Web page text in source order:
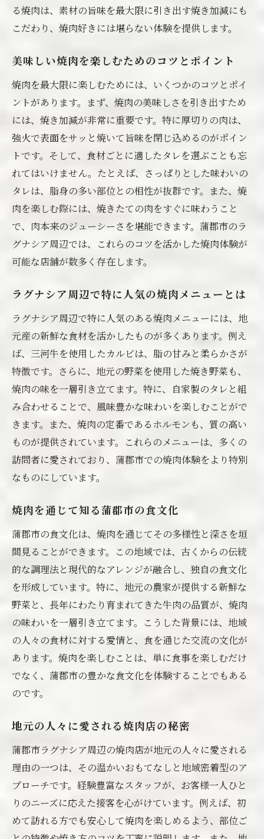
地元産の肉と野菜が生み出す絶妙な味わい
新鮮な食材を生かす焼肉の調理法
持ち帰りたい地元産の特製タレ
地元産品を使った家庭での焼肉の楽しみ方
蒲郡市の焼肉新鮮な食材と長年の技術の結晶
職人技が光る焼肉の調理方法
蒲郡市の焼肉産業の歴史と発展
地元の技術を活かした焼肉メニューの変遷
新鮮な食材の選び方と保存方法
地元の焼肉職人が語る美味しさの秘訣
技術と食材が融合した究極の焼肉体験
焼肉がつなぐ蒲郡市の地域コミュニティ
地域との関わりから生まれる焼肉文化
観光客にもおすすめの地元焼肉イベント
焼肉を通して感じる蒲郡市の四季の変化
地域の伝統と融合した焼肉メニュー
焼肉を通じて想う蒲郡市の未来
ラグナシア周辺で味わう至福の焼肉体験
ラグナシア周辺での特別な焼肉の楽しみ方
リラックスできる空間での焼肉体験
焼肉を楽しむためのおすすめスポット
ービス
焼肉を通じてリフレッシュする方法
グループで焼肉を楽しむ際のポイント
蒲郡市での焼肉観光地としての新たな一面
焼肉が観光地としての蒲郡市の魅力を引き
立てる
観光客向け焼肉ガイドブックの紹介
焼肉を通じた地域振興の取り組み
観光客が楽しめる焼肉イベント情報
地元の風味を楽しむ蒲郡市焼肉グルメ
地元の風味が詰まった焼肉料理の特集
蒲郡市ならではの焼肉の味わい方
地元ならではの焼肉の組み合わせ
風味豊かな焼肉を楽しむための調理法
焼肉と相性抜群の地元料理
る焼肉は、素材の旨味を最大限に引き出す焼き加減にも
こだわり、焼肉好きには堪らない体験を提供します。
美味しい焼肉を楽しむためのコツとポイント
焼肉を最大限に楽しむためには、いくつかのコツとポイ
ントがあります。まず、焼肉の美味しさを引き出すため
には、焼き加減が非常に重要です。特に厚切りの肉は、
強火で表面をサッと焼いて旨味を閉じ込めるのがポイン
トです。そして、食材ごとに適したタレを選ぶことも忘
れてはいけません。たとえば、さっぱりとした味わいの
タレは、脂身の多い部位との相性が抜群です。また、焼
肉を楽しむ際には、焼きたての肉をすぐに味わうこと
で、肉本来のジューシーさを堪能できます。蒲郡市のラ
グナシア周辺では、これらのコツを活かした焼肉体験が
可能な店舗が数多く存在します。
ラグナシア周辺で特に人気の焼肉メニューとは
ラグナシア周辺で特に人気のある焼肉メニューには、地
元産の新鮮な食材を活かしたものが多くあります。例え
ば、三河牛を使用したカルビは、脂の甘みと柔らかさが
特徴です。さらに、地元の野菜を使用した焼き野菜も、
焼肉の味を一層引き立てます。特に、自家製のタレと組
み合わせることで、風味豊かな味わいを楽しむことがで
きます。また、焼肉の定番であるホルモンも、質の高い
ものが提供されています。これらのメニューは、多くの
訪問者に愛されており、蒲郡市での焼肉体験をより特別
なものにしています。
焼肉を通じて知る蒲郡市の食文化
蒲郡市の食文化は、焼肉を通じてその多様性と深さを垣
間見ることができます。この地域では、古くからの伝統
的な調理法と現代的なアレンジが融合し、独自の食文化
を形成しています。特に、地元の農家が提供する新鮮な
野菜と、長年にわたり育まれてきた牛肉の品質が、焼肉
の味わいを一層引き立てます。こうした背景には、地域
の人々の食材に対する愛情と、食を通じた交流の文化が
あります。焼肉を楽しむことは、単に食事を楽しむだけ
でなく、蒲郡市の豊かな食文化を体験することでもある
のです。
地元の人々に愛される焼肉店の秘密
蒲郡市ラグナシア周辺の焼肉店が地元の人々に愛される
理由の一つは、その温かいおもてなしと地域密着型のア
プローチです。経験豊富なスタッフが、お客様一人ひと
りのニーズに応えた接客を心がけています。例えば、初
めて訪れる方でも安心して焼肉を楽しめるよう、部位ご